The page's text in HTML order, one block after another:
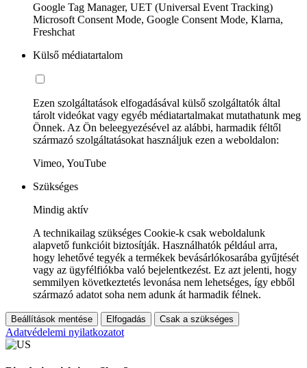
Google Tag Manager, UET (Universal Event Tracking)
Microsoft Consent Mode, Google Consent Mode, Klarna,
Freshchat
Külső médiatartalom
Ezen szolgáltatások elfogadásával külső szolgáltatók által
tárolt videókat vagy egyéb médiatartalmakat mutathatunk meg
Önnek. Az Ön beleegyezésével az alábbi, harmadik féltől
származó szolgáltatásokat használjuk ezen a weboldalon:
Vimeo, YouTube
Szükséges
Mindig aktív
A technikailag szükséges Cookie-k csak weboldalunk
alapvető funkcióit biztosítják. Használhatók például arra,
hogy lehetővé tegyék a termékek bevásárlókosarába gyűjtését
vagy az ügyfélfiókba való bejelentkezést. Ez azt jelenti, hogy
semmilyen következtetés levonása nem lehetséges, így ebből
származó adatot soha nem adunk át harmadik félnek.
Beállítások mentése Elfogadás Csak a szükséges
Adatvédelemi nyilatkozatot